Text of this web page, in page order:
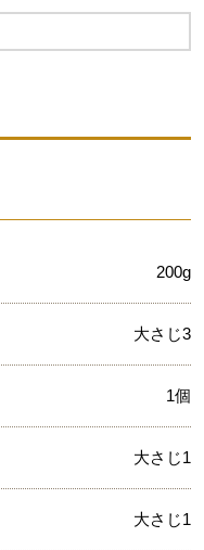
200g
大さじ3
1個
大さじ1
大さじ1